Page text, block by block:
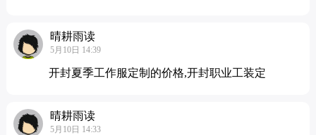
晴耕雨读
5月10日 14:39
开封夏季工作服定制的价格,开封职业工装定
晴耕雨读
5月10日 14:33